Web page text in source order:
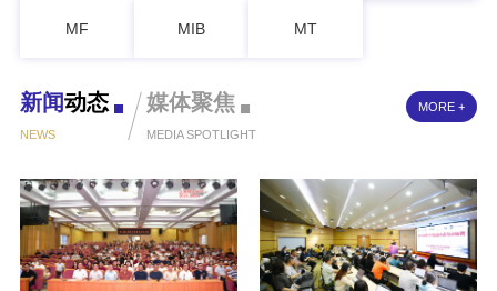
MF MIB MT
新闻动态
NEWS
媒体聚焦
MEDIA SPOTLIGHT
MORE +